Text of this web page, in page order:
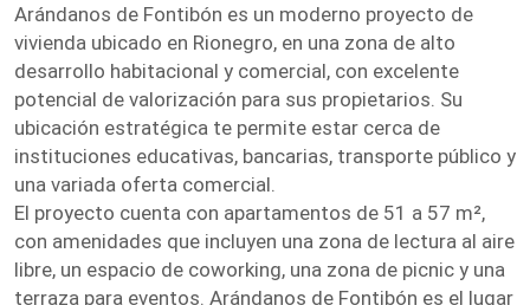
Arándanos de Fontibón es un moderno proyecto de
vivienda ubicado en Rionegro, en una zona de alto
desarrollo habitacional y comercial, con excelente
potencial de valorización para sus propietarios. Su
ubicación estratégica te permite estar cerca de
instituciones educativas, bancarias, transporte público y
una variada oferta comercial.
El proyecto cuenta con apartamentos de 51 a 57 m²,
con amenidades que incluyen una zona de lectura al aire
libre, un espacio de coworking, una zona de picnic y una
terraza para eventos. Arándanos de Fontibón es el lugar